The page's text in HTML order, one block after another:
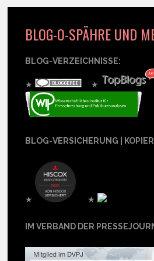
BLOG-O-SPÄHRE UND
BLOG-VERZEICHNISSE:
★ ★
BLOG-VERSICHERUNG |
★ ★
IM VERBAND DER